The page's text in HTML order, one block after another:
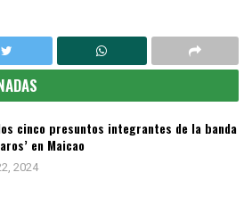
cinco presuntos integrantes de la banda
en Maicao
2024